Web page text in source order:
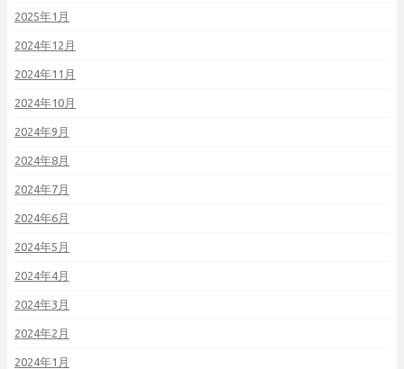
2025年1月
2024年12月
2024年11月
2024年10月
2024年9月
2024年8月
2024年7月
2024年6月
2024年5月
2024年4月
2024年3月
2024年2月
2024年1月